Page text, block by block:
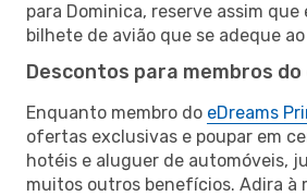
para Dominica, reserve assim
bilhete de avião que se adeque
Descontos para membros do
Enquanto membro do eDreams
ofertas exclusivas e poupar em
hotéis e aluguer de automóveis,
muitos outros benefícios. Adira à